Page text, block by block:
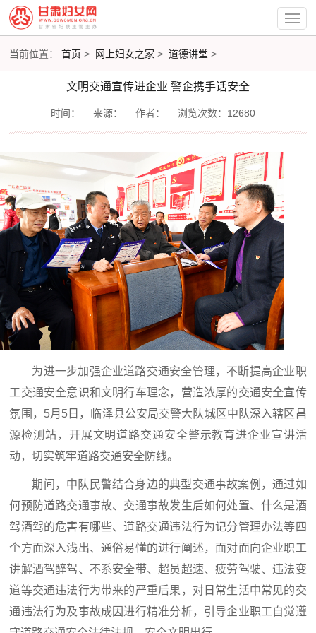
当前位置：首页 > 网上妇女之家 >道德讲堂 >
文明交通宣传进企业 警企携手话安全
时间： 来源： 作者： 浏览次数：12680
为进一步加强企业道路交通安全管理，不断提高企业职
工交通安全意识和文明行车理念，营造浓厚的交通安全宣传
氛围，5月5日，临泽县公安局交警大队城区中队深入辖区昌
源检测站，开展文明道路交通安全警示教育进企业宣讲活
动，切实筑牢道路交通安全防线。
期间，中队民警结合身边的典型交通事故案例，通过如
何预防道路交通事故、交通事故发生后如何处置、什么是酒
驾酒驾的危害有哪些、道路交通违法行为记分管理办法等四
个方面深入浅出、通俗易懂的进行阐述，面对面向企业职工
讲解酒驾醉驾、不系安全带、超员超速、疲劳驾驶、违法变
道等交通违法行为带来的严重后果，对日常生活中常见的交
通违法行为及事故成因进行精准分析，引导企业职工自觉遵